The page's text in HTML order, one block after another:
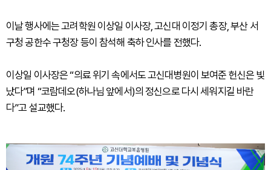
이날 행사에는 고려학원 이상일 이사장, 고신대 이정기 총장, 부산 서
구청 공한수 구청장 등이 참석해 축하 인사를 전했다.
이상일 이사장은 “의료 위기 속에서도 고신대병원이 보여준 헌신은 빛
났다”며 “코람데오(하나님 앞에서)의 정신으로 다시 세워지길 바란
다”고 설교했다.